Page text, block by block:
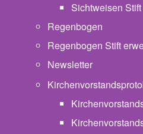
Sichtweisen
Regenbogen
Regenbogen Stift
Newsletter